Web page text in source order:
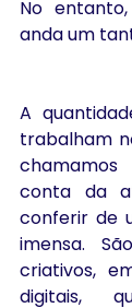
No
anda um
A
trabalham
conta da
conferir de
imensa.
criativos,
digitais,